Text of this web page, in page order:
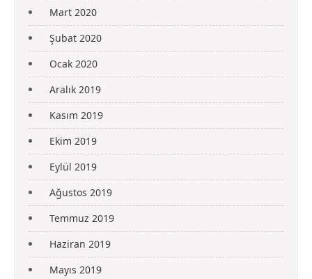
Mart 2020
Şubat 2020
Ocak 2020
Aralık 2019
Kasım 2019
Ekim 2019
Eylül 2019
Ağustos 2019
Temmuz 2019
Haziran 2019
Mayıs 2019